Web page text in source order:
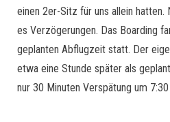
einen 2er-Sitz für uns allein
es Verzögerungen. Das Boarding
geplanten Abflugzeit statt. Der
etwa eine Stunde später als
nur 30 Minuten Verspätung um